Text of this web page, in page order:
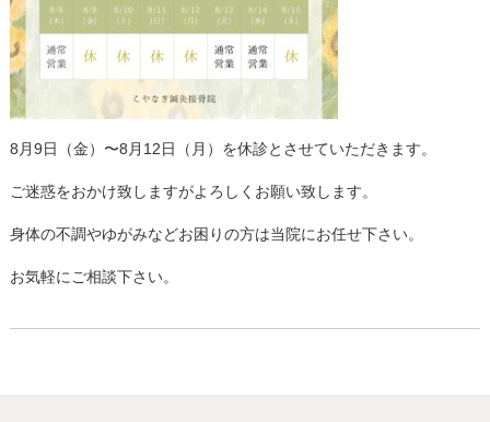
8月9日（金）〜8月12日（月）を休診とさせていただきます。
ご迷惑をおかけ致しますがよろしくお願い致します。
身体の不調やゆがみなどお困りの方は当院にお任せ下さい。
お気軽にご相談下さい。